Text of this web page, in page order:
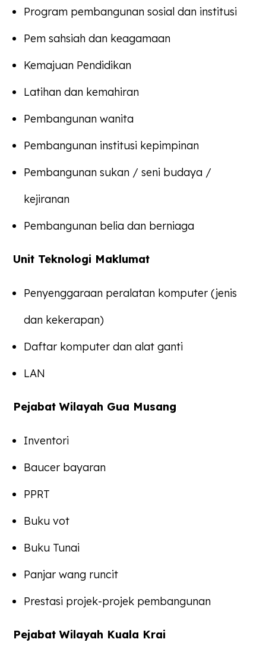
Program pembangunan sosial dan institusi
Pem sahsiah dan keagamaan
Kemajuan Pendidikan
Latihan dan kemahiran
Pembangunan wanita
Pembangunan institusi kepimpinan
Pembangunan sukan / seni budaya /
kejiranan
Pembangunan belia dan berniaga
Unit Teknologi Maklumat
Penyenggaraan peralatan komputer (jenis
dan kekerapan)
Daftar komputer dan alat ganti
LAN
Pejabat Wilayah Gua Musang
Inventori
Baucer bayaran
PPRT
Buku vot
Buku Tunai
Panjar wang runcit
Prestasi projek-projek pembangunan
Pejabat Wilayah Kuala Krai